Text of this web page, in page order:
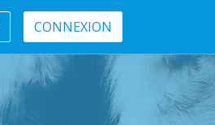
CONNEXION